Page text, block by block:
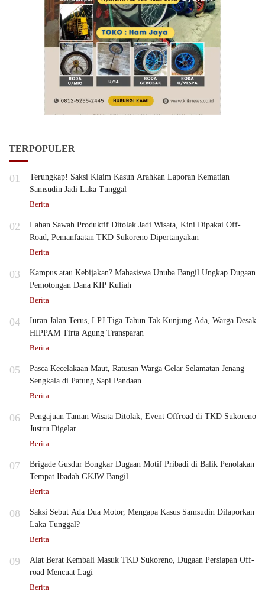
TERPOPULER
01
Terungkap! Saksi Klaim Kasun Arahkan Laporan Kematian
Samsudin Jadi Laka Tunggal
Berita
02
Lahan Sawah Produktif Ditolak Jadi Wisata, Kini Dipakai Off-
Road, Pemanfaatan TKD Sukoreno Dipertanyakan
Berita
03
Kampus atau Kebijakan? Mahasiswa Unuba Bangil Ungkap Dugaan
Pemotongan Dana KIP Kuliah
Berita
04
Iuran Jalan Terus, LPJ Tiga Tahun Tak Kunjung Ada, Warga Desak
HIPPAM Tirta Agung Transparan
Berita
05
Pasca Kecelakaan Maut, Ratusan Warga Gelar Selamatan Jenang
Sengkala di Patung Sapi Pandaan
Berita
06
Pengajuan Taman Wisata Ditolak, Event Offroad di TKD Sukoreno
Justru Digelar
Berita
07
Brigade Gusdur Bongkar Dugaan Motif Pribadi di Balik Penolakan
Tempat Ibadah GKJW Bangil
Berita
08
Saksi Sebut Ada Dua Motor, Mengapa Kasus Samsudin Dilaporkan
Laka Tunggal?
Berita
09
Alat Berat Kembali Masuk TKD Sukoreno, Dugaan Persiapan Off-
road Mencuat Lagi
Berita